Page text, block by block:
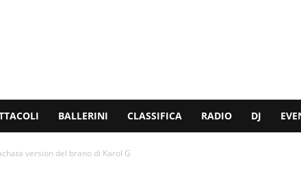
BALLERINI CLASSIFICA RADIO DJ
version del brano di Karol G